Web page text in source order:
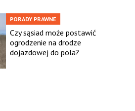
PORADY PRAWNE
Czy sąsiad może postawić
ogrodzenie na drodze
dojazdowej do pola?